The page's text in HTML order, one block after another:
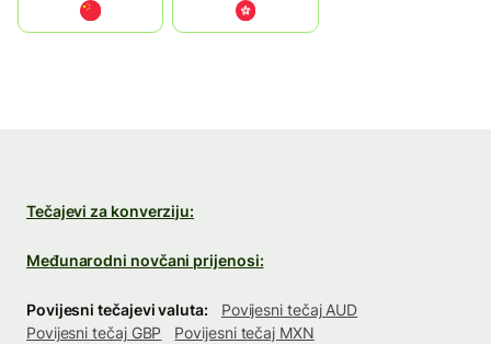
中國香港特別行政區
Tečajevi za konverziju:
Međunarodni novčani prijenosi:
Povijesni tečajevi valuta:
Povijesni tečaj AUD
Povijesni tečaj GBP
Povijesni tečaj MXN